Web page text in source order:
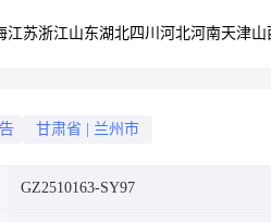
江苏浙江山东湖北四川 河北河南天津山
甘肃省 兰州市
GZ2510163-SY97